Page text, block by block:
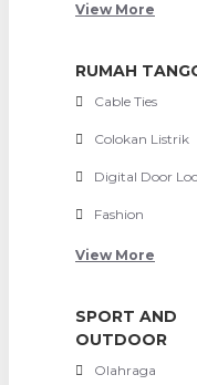
View More
RUMAH
Cable Ties
Colokan Listrik
Digital Door
Fashion
View More
SPORT AND
OUTDOOR
Olahraga